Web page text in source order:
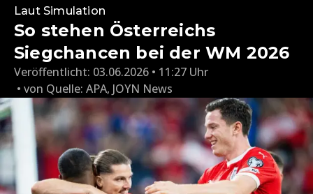
Laut Simulation
So stehen Österreichs
Siegchancen bei der WM 2026
Veröffentlicht: 03.06.2026 • 11:27 Uhr
von Quelle: APA, JOYN News